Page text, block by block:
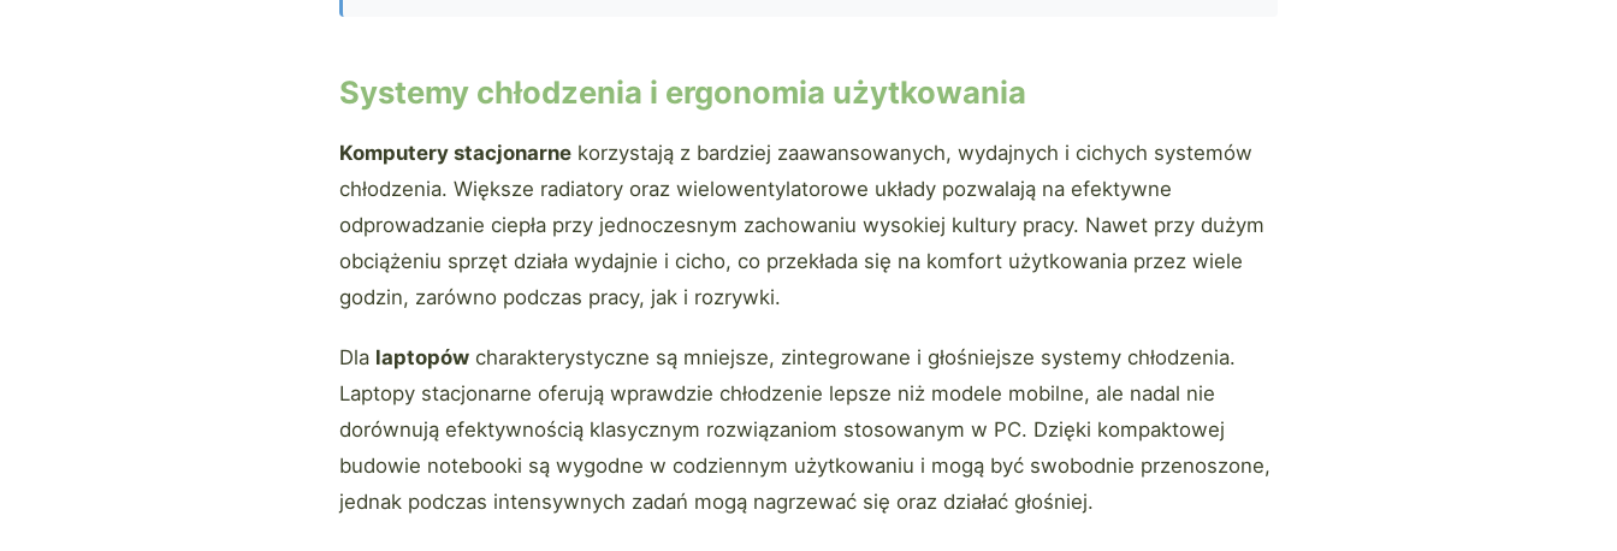
Systemy chłodzenia i ergonomia użytkowania
Komputery stacjonarne korzystają z bardziej zaawansowanych, wydajnych i cichych systemów
chłodzenia. Większe radiatory oraz wielowentylatorowe układy pozwalają na efektywne
odprowadzanie ciepła przy jednoczesnym zachowaniu wysokiej kultury pracy. Nawet przy dużym
obciążeniu sprzęt działa wydajnie i cicho, co przekłada się na komfort użytkowania przez wiele
godzin, zarówno podczas pracy, jak i rozrywki.
Dla laptopów charakterystyczne są mniejsze, zintegrowane i głośniejsze systemy chłodzenia.
Laptopy stacjonarne oferują wprawdzie chłodzenie lepsze niż modele mobilne, ale nadal nie
dorównują efektywnością klasycznym rozwiązaniom stosowanym w PC. Dzięki kompaktowej
budowie notebooki są wygodne w codziennym użytkowaniu i mogą być swobodnie przenoszone,
jednak podczas intensywnych zadań mogą nagrzewać się oraz działać głośniej.